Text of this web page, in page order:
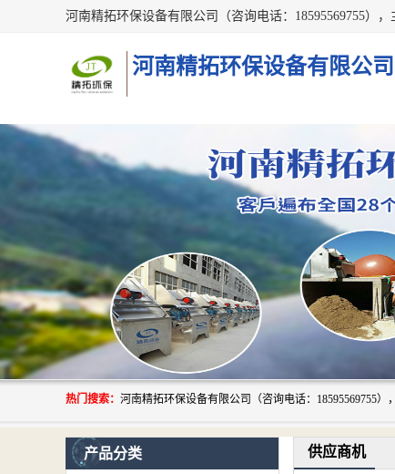
河南精拓环保设备有限公司
热门搜索：
产品分类 供应商机